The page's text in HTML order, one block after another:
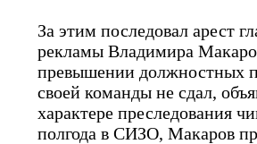
За этим последовал арест
рекламы Владимира
превышении должностных
своей команды не сдал,
характере преследования
полгода в СИЗО, Макаров